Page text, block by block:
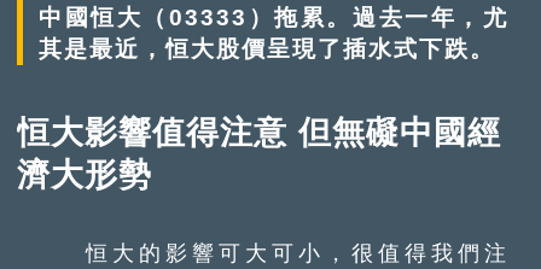
中國恒大（03333）拖累。過去一年，尤
其是最近，恒大股價呈現了插水式下跌。
恒大影響值得注意 但無礙中國經
濟大形勢
恒大的影響可大可小，很值得我們注